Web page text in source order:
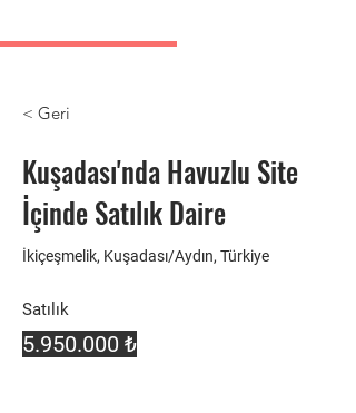
< Geri
Kuşadası'nda Havuzlu Site
İçinde Satılık Daire
İkiçeşmelik, Kuşadası/Aydın, Türkiye
Satılık
5.950.000 ₺